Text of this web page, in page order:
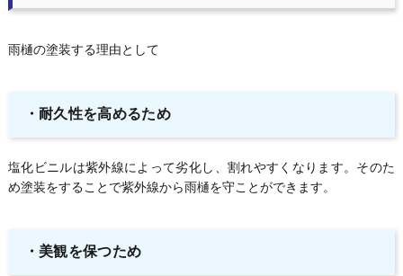
雨樋の塗装する理由として
・耐久性を高めるため
塩化ビニルは紫外線によって劣化し、割れやすくなります。そのた
め塗装をすることで紫外線から雨樋を守ことができます。
・美観を保つため